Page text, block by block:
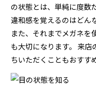
の状態とは、単純に度数
違和感を覚えるのはどん
また、それまでメガネを
も大切になります。 来
ちいただくこともおすす